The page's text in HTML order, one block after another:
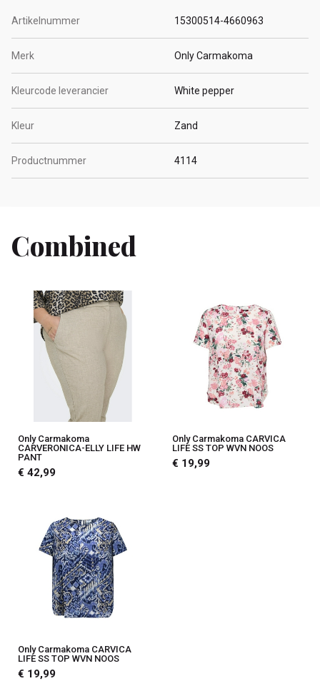
Artikelnummer 15300514-4660963
Merk Only Carmakoma
Kleurcode leverancier White pepper
Kleur Zand
Productnummer 4114
Combined
Only Carmakoma
CARVERONICA-ELLY LIFE HW
PANT
€ 42,99
Only Carmakoma CARVICA
LIFE SS TOP WVN NOOS
€ 19,99
Only Carmakoma CARVICA
LIFE SS TOP WVN NOOS
€ 19,99